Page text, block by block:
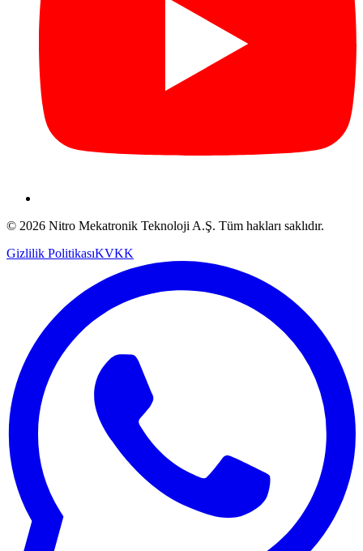
© 2026 Nitro Mekatronik Teknoloji A.Ş. Tüm hakları saklıdır.
Gizlilik PolitikasıKVKK